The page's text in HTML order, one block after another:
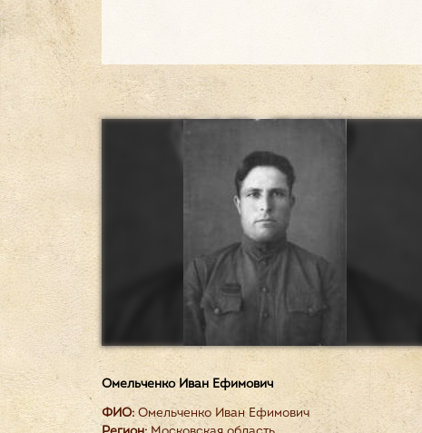
Омельченко Иван Ефимович
ФИО:Омельченко Иван Ефимович